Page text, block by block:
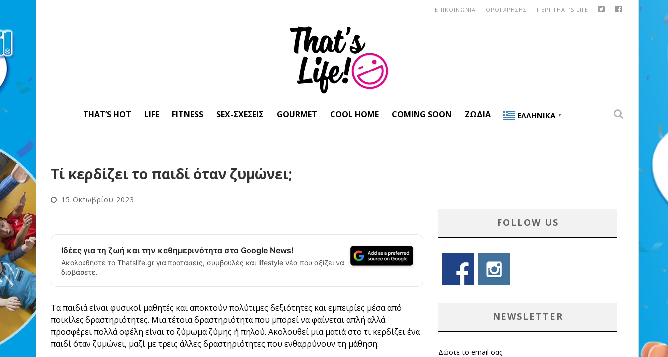
ΠΕΡΙ THAT’S LIFE
ΟΡΟΙ ΧΡΗΣΗΣ
ΕΠΙΚΟΙΝΩΝΙΑ
THAT’S HOT LIFE FITNESS SEX-ΣΧΈΣΕΙΣ GOURMET COOL HOME COMING SOON ΖΏΔΙΑ ΕΛΛΗΝΙΚΆ ▼
Τί κερδίζει το παιδί όταν ζυμώνει;
15 Οκτωβρίου 2023
Ιδέες για τη ζωή και την καθημερινότητα στο Google News!
Ακολουθήστε το Thatslife.gr για προτάσεις, συμβουλές και lifestyle νέα που αξίζει να
διαβάσετε.
Τα παιδιά είναι φυσικοί μαθητές και αποκτούν πολύτιμες δεξιότητες και εμπειρίες μέσα από
ποικίλες δραστηριότητες. Μια τέτοια δραστηριότητα που μπορεί να φαίνεται απλή αλλά
προσφέρει πολλά οφέλη είναι το ζύμωμα ζύμης ή πηλού. Ακολουθεί μια ματιά στο τι κερδίζει ένα
παιδί όταν ζυμώνει, μαζί με τρεις άλλες δραστηριότητες που ενθαρρύνουν τη μάθηση:
FOLLOW US
NEWSLETTER
Δώστε το email σας